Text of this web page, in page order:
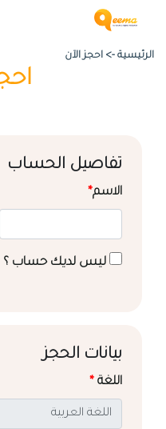
الرئيسية -> احجز الآن
تفاصيل الحساب
الاسم*
ليس لديك حساب ؟
بيانات الحجز
اللغة *